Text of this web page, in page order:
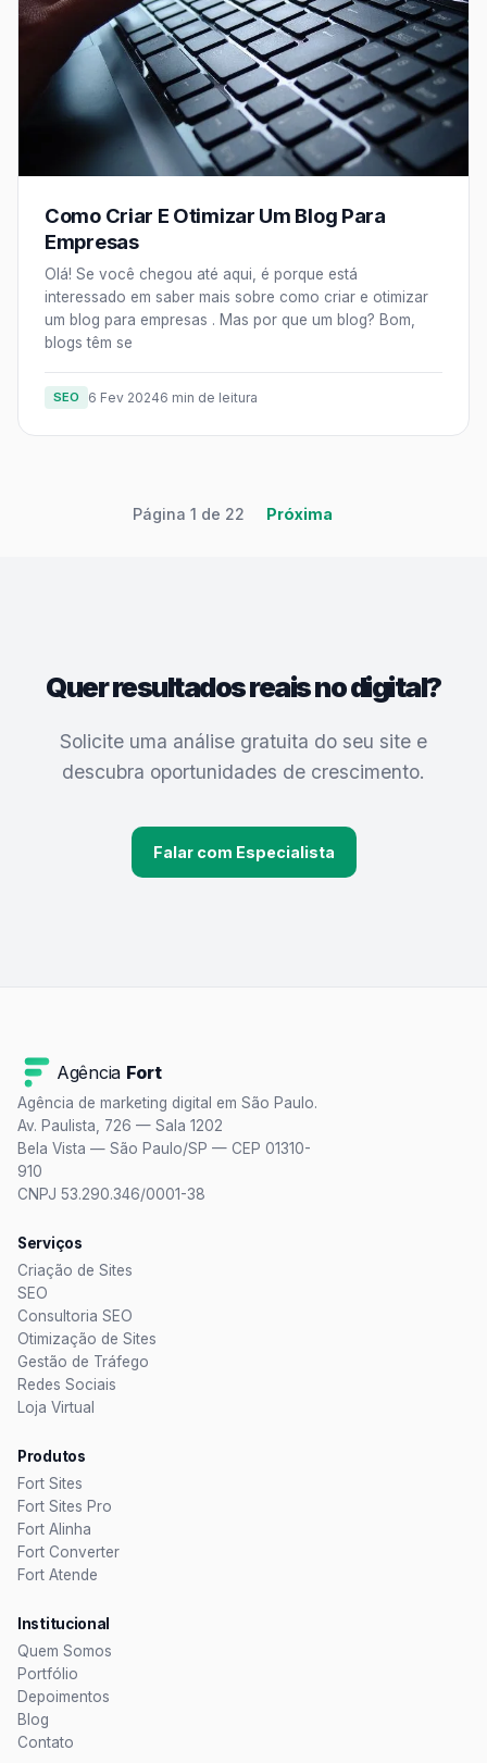
Como Criar E Otimizar Um Blog Para
Empresas
Olá! Se você chegou até aqui, é porque está
interessado em saber mais sobre como criar e otimizar
um blog para empresas . Mas por que um blog? Bom,
blogs têm se
SEO 6 Fev 20246 min de leitura
Página 1 de 22 Próxima
Quer resultados reais no digital?
Solicite uma análise gratuita do seu site e
descubra oportunidades de crescimento.
Falar com Especialista
Agência Fort
Agência de marketing digital em São Paulo.
Av. Paulista, 726 — Sala 1202
Bela Vista — São Paulo/SP — CEP 01310-
910
CNPJ 53.290.346/0001-38
Serviços
Criação de Sites
SEO
Consultoria SEO
Otimização de Sites
Gestão de Tráfego
Redes Sociais
Loja Virtual
Produtos
Fort Sites
Fort Sites Pro
Fort Alinha
Fort Converter
Fort Atende
Institucional
Quem Somos
Portfólio
Depoimentos
Blog
Contato